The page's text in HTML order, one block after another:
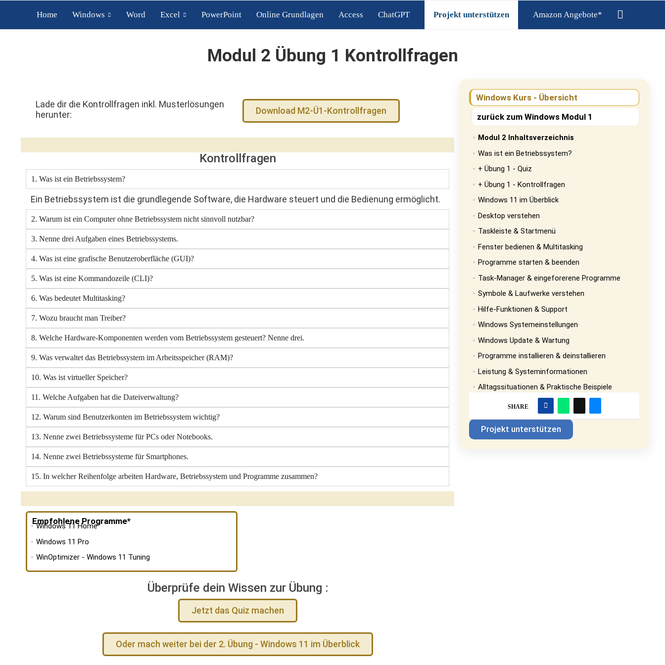
Home Windows Word Excel PowerPoint Online Grundlagen Access ChatGPT Projekt unterstützen Amazon Angebote*
Modul 2 Übung 1 Kontrollfragen
Lade dir die Kontrollfragen inkl. Musterlösungen
herunter:
Download M2-Ü1-Kontrollfragen
Kontrollfragen
1. Was ist ein Betriebssystem?
Ein Betriebssystem ist die grundlegende Software, die Hardware steuert und die Bedienung ermöglicht.
2. Warum ist ein Computer ohne Betriebssystem nicht sinnvoll nutzbar?
3. Nenne drei Aufgaben eines Betriebssystems.
4. Was ist eine grafische Benutzeroberfläche (GUI)?
5. Was ist eine Kommandozeile (CLI)?
6. Was bedeutet Multitasking?
7. Wozu braucht man Treiber?
8. Welche Hardware-Komponenten werden vom Betriebssystem gesteuert? Nenne drei.
9. Was verwaltet das Betriebssystem im Arbeitsspeicher (RAM)?
10. Was ist virtueller Speicher?
11. Welche Aufgaben hat die Dateiverwaltung?
12. Warum sind Benutzerkonten im Betriebssystem wichtig?
13. Nenne zwei Betriebssysteme für PCs oder Notebooks.
14. Nenne zwei Betriebssysteme für Smartphones.
15. In welcher Reihenfolge arbeiten Hardware, Betriebssystem und Programme zusammen?
Empfohlene Programme*
Windows 11 Home
Windows 11 Pro
WinOptimizer - Windows 11 Tuning
Überprüfe dein Wissen zur Übung :
Jetzt das Quiz machen
Oder mach weiter bei der 2. Übung - Windows 11 im Überblick
Windows Kurs - Übersicht
zurück zum Windows Modul 1
Modul 2 Inhaltsverzeichnis
Was ist ein Betriebssystem?
+ Übung 1 - Quiz
+ Übung 1 - Kontrollfragen
Windows 11 im Überblick
Desktop verstehen
Taskleiste & Startmenü
Fenster bedienen & Multitasking
Programme starten & beenden
Task-Manager & eingeforerene Programme
Symbole & Laufwerke verstehen
Hilfe-Funktionen & Support
Windows Systemeinstellungen
Windows Update & Wartung
Programme installieren & deinstallieren
Leistung & Systeminformationen
Alltagssituationen & Praktische Beispiele
SHARE
Projekt unterstützen